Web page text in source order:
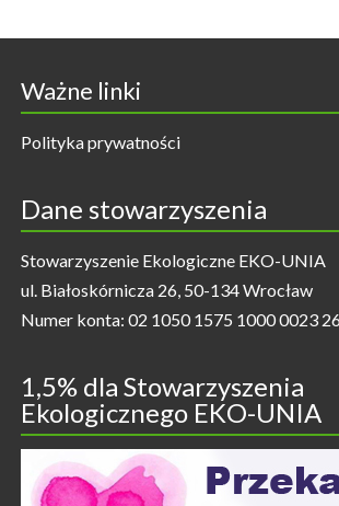
Ważne linki
Polityka prywatności
Dane stowarzyszenia
Stowarzyszenie Ekologiczne EKO-UNIA
ul. Białoskórnicza 26, 50-134 Wrocław
Numer konta: 02 1050 1575 1000 0023
1,5% dla Stowarzyszenia
Ekologicznego EKO-UNIA